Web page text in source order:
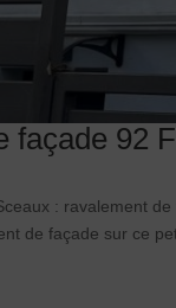
façade 92
: ravalement
de façade sur ce